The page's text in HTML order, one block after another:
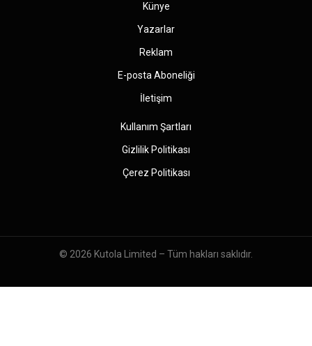
Künye
Yazarlar
Reklam
E-posta Aboneliği
İletişim
Kullanım Şartları
Gizlilik Politikası
Çerez Politikası
© 2026 Kutola Limited – Tüm hakları saklıdır.